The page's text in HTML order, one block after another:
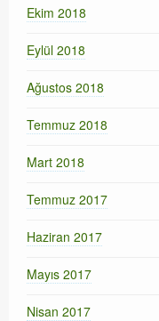
Ekim 2018
Eylül 2018
Ağustos 2018
Temmuz 2018
Mart 2018
Temmuz 2017
Haziran 2017
Mayıs 2017
Nisan 2017